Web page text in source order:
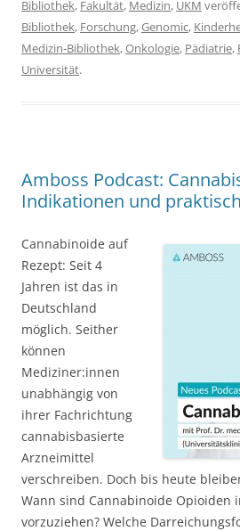
Cannabinoide auf
Rezept: Seit 4
Jahren ist das in
unabhängig von
ihrer Fachrichtung
Arzneimittel
verschreiben. Doch bis heute
Wann sind Cannabinoide Opioiden
vorzuziehen? Welche
Welche Fallstricke gilt es bei der
beachten? Schädigt Cannabis die
Gehirnentwicklung bei Kindern?
In dieser Podcastfolge wird diesen
Prof. Dr. med. Sven Gottschling auf
Der Kinderonkologe ist Chefarzt am
Zentrum für Palliativmedizin und
am Universitätsklinikum des
Cannabinoide bereits seit über 20
warum viele Schmerzkranke von